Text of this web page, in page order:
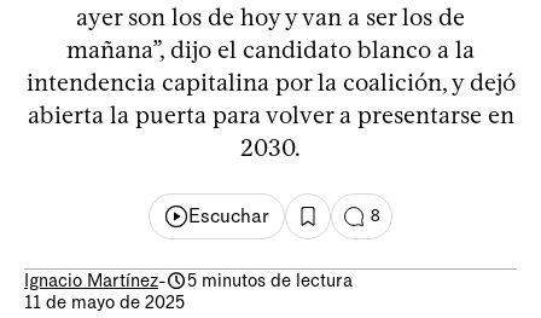
ayer son los de hoy y van a ser los de
mañana”, dijo el candidato blanco a la
intendencia capitalina por la coalición, y dejó
abierta la puerta para volver a presentarse en
2030.
Escuchar 8
Ignacio Martínez-
5 minutos de lectura
11 de mayo de 2025